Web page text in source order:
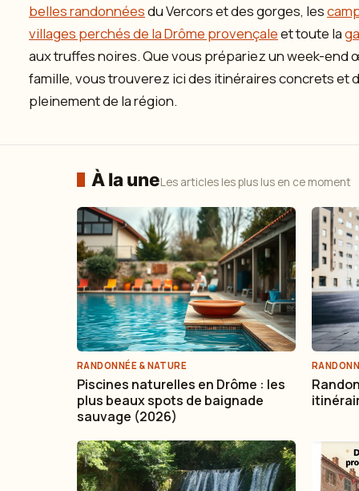
belles randonnéesdu Vercors et des gorges, les
villages perchés de la Drôme provençaleet toute la
aux truffes noires. Que vous prépariez un week-end
famille, vous trouverez ici des itinéraires concrets
pleinement de la région.
À la uneLes articles les plus lus en ce moment
RANDONNÉE & NATURE
Piscines naturelles en Drôme : les
plus beaux spots de baignade
sauvage (2026)